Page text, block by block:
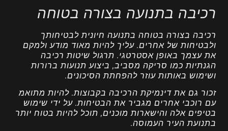
רכיבה בתנועה בצורה בטוחה
רכיבה בצורה בטוחה בתנועה חיונית לבטיחותך
ולבטיחות של אחרים. עליך להיות מאוד מודע ולמקם
את עצמך באופן אסטרטגי. תרגול שיטות רכיבה
הגנתיות כמו סריקה מסביב, ביצוע תנועות ברורות
ושימוש באותות עוזר להפחתת הסיכונים.
זכור גם את דינמיקת הרכיבה בקבוצות. להיות מתואמ
עם רוכבי אחרים מגביר את הבטיחות. על ידי שימוש
בטיפים אלה והישארות מוכנים, תוכל להיות בטוח יותר
בתנועת העיר העמוסה.